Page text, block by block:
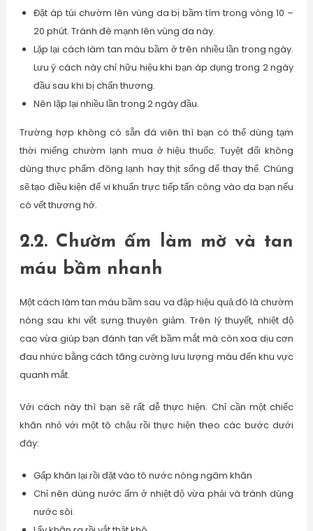
Đặt áp túi chườm lên vùng da bị bầm tím trong vòng 10 –
20 phút. Tránh đè mạnh lên vùng da này.
Lặp lại cách làm tan máu bầm ở trên nhiều lần trong ngày.
Lưu ý cách này chỉ hữu hiệu khi bạn áp dụng trong 2 ngày
đầu sau khi bị chấn thương.
Nên lặp lại nhiều lần trong 2 ngày đầu.
Trường hợp không có sẵn đá viên thì bạn có thể dùng tạm
thời miếng chườm lạnh mua ở hiệu thuốc. Tuyệt đối không
dùng thực phẩm đông lạnh hay thịt sống để thay thế. Chúng
sẽ tạo điều kiện để vi khuẩn trực tiếp tấn công vào da bạn nếu
có vết thương hở.
2.2. Chườm ấm làm mờ và tan
máu bầm nhanh
Một cách làm tan máu bầm sau va đập hiệu quả đó là chườm
nóng sau khi vết sưng thuyên giảm. Trên lý thuyết, nhiệt độ
cao vừa giúp bạn đánh tan vết bầm mắt mà còn xoa dịu cơn
đau nhức bằng cách tăng cường lưu lượng máu đến khu vực
quanh mắt.
Với cách này thì bạn sẽ rất dễ thực hiện. Chỉ cần một chiếc
khăn nhỏ với một tô chậu rồi thực hiện theo các bước dưới
đây:
Gấp khăn lại rồi đặt vào tô nước nóng ngâm khăn
Chỉ nên dùng nước ấm ở nhiệt độ vừa phải và tránh dùng
nước sôi.